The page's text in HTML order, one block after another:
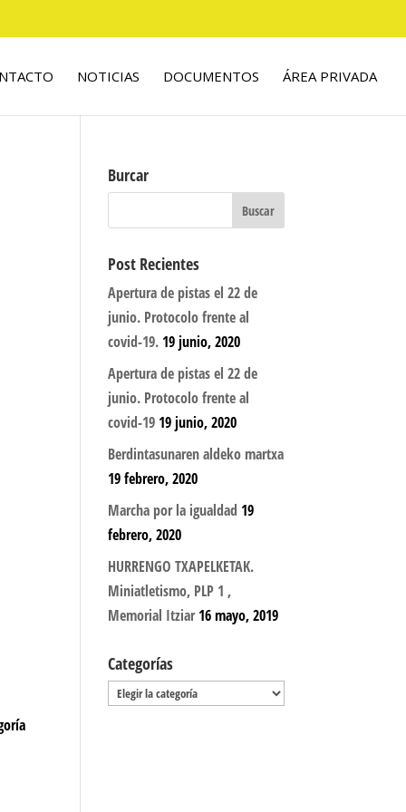
NOTICIAS DOCUMENTOS ÁREA PRIVADA
Burcar
Post Recientes
Apertura de pistas el 22 de
junio. Protocolo frente al
covid-19. 19 junio, 2020
Apertura de pistas el 22 de
junio. Protocolo frente al
covid-19 19 junio, 2020
Berdintasunaren aldeko martxa
19 febrero, 2020
Marcha por la igualdad 19
febrero, 2020
HURRENGO TXAPELKETAK.
Miniatletismo, PLP 1 ,
Memorial Itziar 16 mayo, 2019
Categorías
Categorías